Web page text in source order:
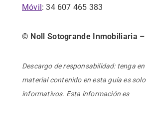
Móvil: 34 607 465 383
© Noll Sotogrande Inmobiliaria –
Descargo de responsabilidad: tenga en
material contenido en esta guía es
informativos. Esta información es